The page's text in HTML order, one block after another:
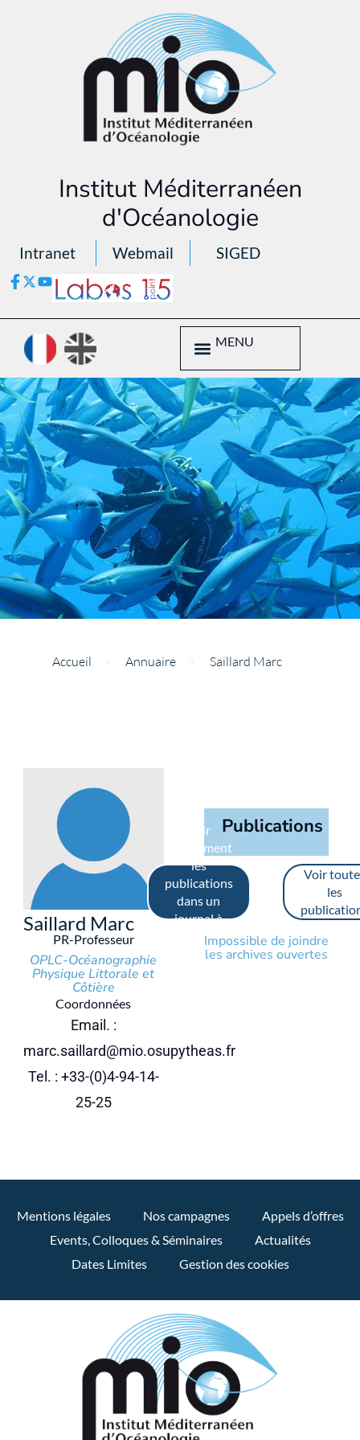
Institut Méditerranéen
d'Océanologie
Intranet Webmail SIGED
MENU
Accueil Annuaire Saillard Marc
Saillard Marc
PR-Professeur
OPLC-Océanographie
Physique Littorale et
Côtière
Coordonnées
Email. :
marc.saillard@mio.osupytheas.fr
Tel. : +33-(0)4-94-14-
25-25
Publications
Voir
uniquement
les
publications
dans un
journal à
comité de
lecture
Voir
les
Impossible de joindre
les archives ouvertes
Mentions légales Nos campagnes
Appels d’offres
Events, Colloques & Séminaires
Actualités
Dates Limites
Gestion des cookies